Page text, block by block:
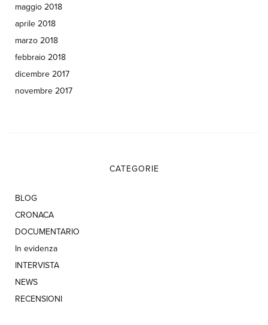
maggio 2018
aprile 2018
marzo 2018
febbraio 2018
dicembre 2017
novembre 2017
CATEGORIE
BLOG
CRONACA
DOCUMENTARIO
In evidenza
INTERVISTA
NEWS
RECENSIONI